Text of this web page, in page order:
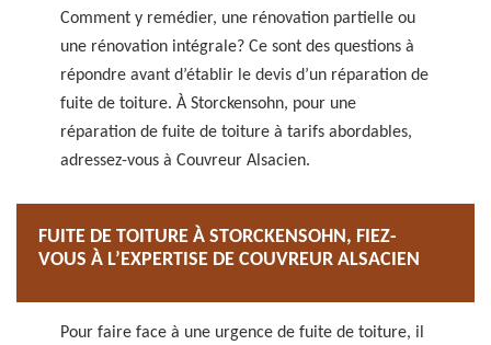
Comment y remédier, une rénovation partielle ou
une rénovation intégrale? Ce sont des questions à
répondre avant d’établir le devis d’un réparation de
fuite de toiture. À Storckensohn, pour une
réparation de fuite de toiture à tarifs abordables,
adressez-vous à Couvreur Alsacien.
FUITE DE TOITURE À STORCKENSOHN, FIEZ-
VOUS À L’EXPERTISE DE COUVREUR ALSACIEN
Pour faire face à une urgence de fuite de toiture, il